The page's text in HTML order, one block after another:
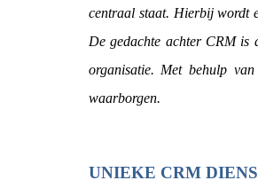
centraal staat. Hierbij wordt
De gedachte achter CRM is
organisatie. Met behulp
waarborgen.
UNIEKE CRM